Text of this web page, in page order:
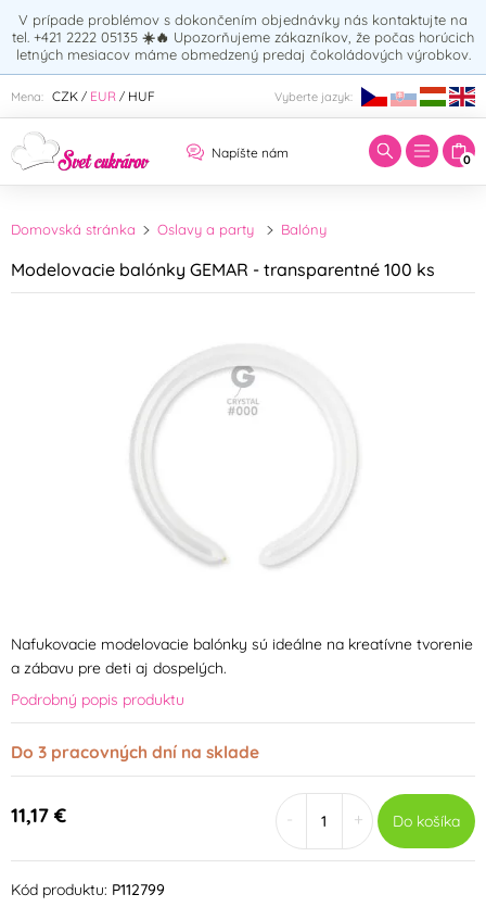
V prípade problémov s dokončením objednávky nás kontaktujte na
tel. +421 2222 05135 ☀️🔥 Upozorňujeme zákazníkov, že počas horúcich
letných mesiacov máme obmedzený predaj čokoládových výrobkov.
Mena: CZK / EUR / HUF Vyberte jazyk:
Napíšte nám 0
Zadajte hľadaný výraz:
Domovská stránka Oslavy a party Balóny
Modelovacie balónky GEMAR - transparentné 100 ks
Nafukovacie modelovacie balónky sú ideálne na kreatívne tvorenie
a zábavu pre deti aj dospelých.
Podrobný popis produktu
Do 3 pracovných dní na sklade
11,17 € + Do košíka
Kód produktu: P112799